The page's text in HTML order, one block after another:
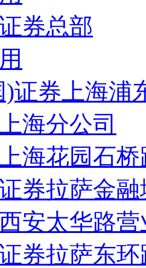
券总部
证券上海浦
海分公司
海花园石
券拉萨金
安太华路营
券拉萨东